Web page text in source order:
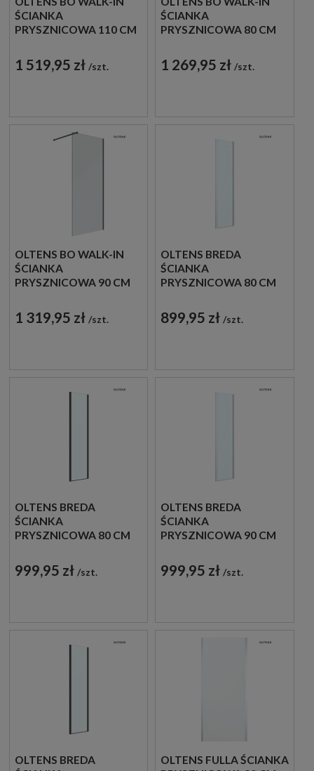
ŚCIANKA
PRYSZNICOWA 110 CM
PRZEZROCZYSTE
22003300
1 519,95 zł szt.
ŚCIANKA
PRYSZNICOWA 80 CM
PRZEZROCZYSTE
22000300
1 269,95 zł szt.
OLTENS BO WALK-IN
ŚCIANKA
PRYSZNICOWA 90 CM
PRZEZROCZYSTE
22001300
1 319,95 zł szt.
OLTENS BREDA
ŚCIANKA
PRYSZNICOWA 80 CM
CHROM/SZKŁO
PRZEZROCZYSTE
899,95 zł szt.
OLTENS BREDA
ŚCIANKA
PRYSZNICOWA 80 CM
MAT/SZKŁO
PRZEZROCZYSTE
999,95 zł szt.
OLTENS BREDA
ŚCIANKA
PRYSZNICOWA 90 CM
CHROM/SZKŁO
PRZEZROCZYSTE
999,95 zł szt.
OLTENS BREDA
OLTENS FULLA ŚCIANKA